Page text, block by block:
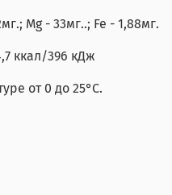
Mg - 33мг..; Fe - 1,88мг.
ккал/396 кДж
от 0 до 25°С.